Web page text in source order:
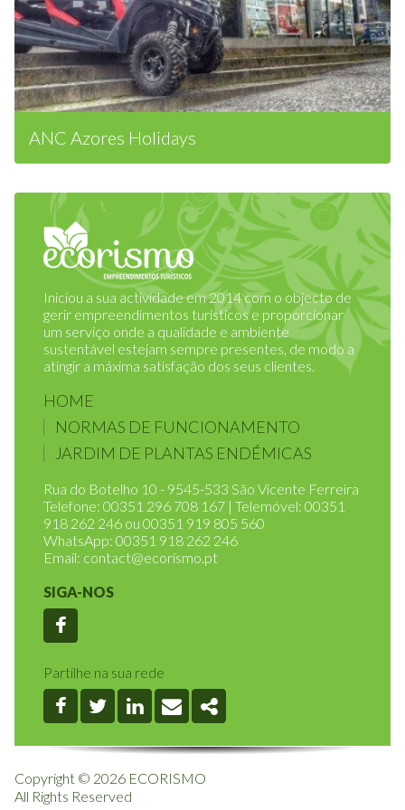
ANC Azores Holidays
Iniciou a sua actividade em 2014 com o objecto de
gerir empreendimentos turísticos e proporcionar
um serviço onde a qualidade e ambiente
sustentável estejam sempre presentes, de modo a
atingir a máxima satisfação dos seus clientes.
HOME
NORMAS DE FUNCIONAMENTO
Rua do Botelho 10 - 9545-533 São Vicente Ferreira
Telefone: 00351 296 708 167 | Telemóvel: 00351
918 262 246 ou 00351 919 805 560
WhatsApp: 00351 918 262 246
Email: contact@ecorismo.pt
SIGA-NOS
Facebook
Partilhe na sua rede
Facebook
TwitterLinkedin
EmailShare
Copyright © 2026 ECORISMO